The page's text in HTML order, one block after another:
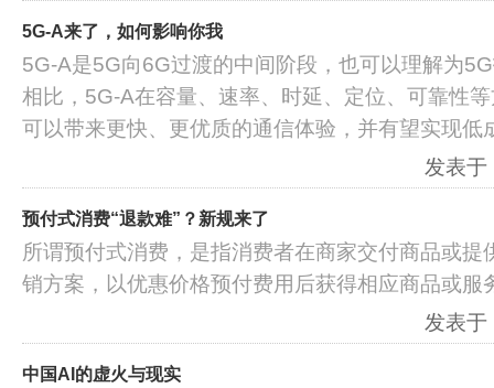
5G-A来了，如何影响你我
5G-A是5G向6G过渡的中间阶段，也可以理解为
相比，5G-A在容量、速率、时延、定位、可靠性
可以带来更快、更优质的通信体验，并有望实现低
发表
预付式消费“退款难”？新规来了
所谓预付式消费，是指消费者在商家交付商品或提
销方案，以优惠价格预付费用后获得相应商品或服
发表
中国AI的虚火与现实